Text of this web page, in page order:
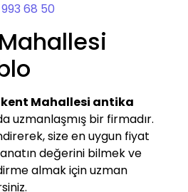
68 50
Mahallesi antika
uzmanlaşmış bir firmadır.
size en uygun fiyat
değerini bilmek ve
almak için uzman